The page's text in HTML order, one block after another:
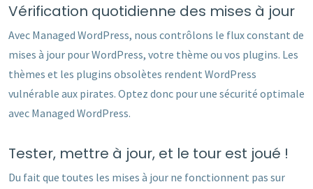
Vérification quotidienne des mises à jour
Avec Managed WordPress, nous contrôlons le flux constant de
mises à jour pour WordPress, votre thème ou vos plugins. Les
thèmes et les plugins obsolètes rendent WordPress
vulnérable aux pirates. Optez donc pour une sécurité optimale
avec Managed WordPress.
Tester, mettre à jour, et le tour est joué !
Du fait que toutes les mises à jour ne fonctionnent pas sur